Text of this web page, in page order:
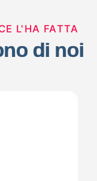
L'HA FATTA
di noi